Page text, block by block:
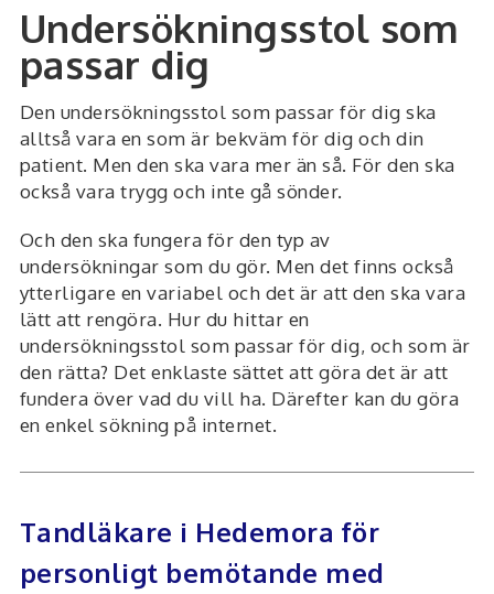
Undersökningsstol som
passar dig
Den undersökningsstol som passar för dig ska
alltså vara en som är bekväm för dig och din
patient. Men den ska vara mer än så. För den ska
också vara trygg och inte gå sönder.
Och den ska fungera för den typ av
undersökningar som du gör. Men det finns också
ytterligare en variabel och det är att den ska vara
lätt att rengöra. Hur du hittar en
undersökningsstol som passar för dig, och som är
den rätta? Det enklaste sättet att göra det är att
fundera över vad du vill ha. Därefter kan du göra
en enkel sökning på internet.
Tandläkare i Hedemora för
personligt bemötande med